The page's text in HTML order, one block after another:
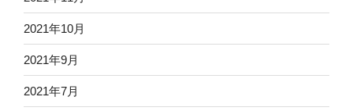
2021年10月
2021年9月
2021年7月